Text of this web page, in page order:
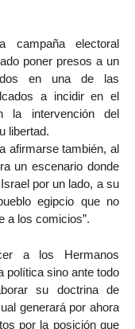
campaña electoral
poner presos a un
en una de las
a incidir en el
la intervención del
libertad.
afirmarse también, al
un escenario donde
por un lado, a su
egipcio que no
a los comicios”.
a los Hermanos
política sino ante todo
su doctrina de
generará por ahora
por la posición que